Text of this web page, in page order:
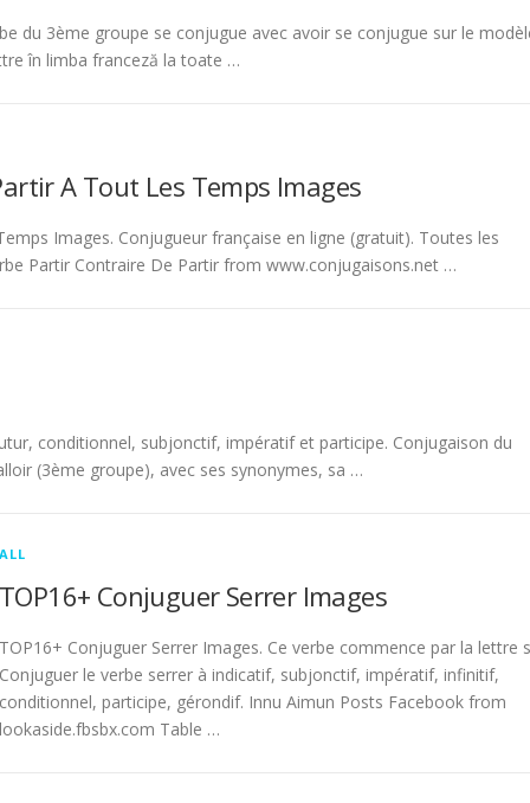
du 3ème groupe se conjugue avec avoir se conjugue sur le
în limba franceză la toate …
A Tout Les Temps Images
Images. Conjugueur française en ligne (gratuit). Toutes les
Partir Contraire De Partir from www.conjugaisons.net …
conditionnel, subjonctif, impératif et participe. Conjugaison du
(3ème groupe), avec ses synonymes, sa …
ALL
TOP16+ Conjuguer Serrer Images
TOP16+ Conjuguer Serrer Images. Ce verbe commence par la lettre
Conjuguer le verbe serrer à indicatif, subjonctif, impératif, infinitif,
conditionnel, participe, gérondif. Innu Aimun Posts Facebook from
lookaside.fbsbx.com Table …